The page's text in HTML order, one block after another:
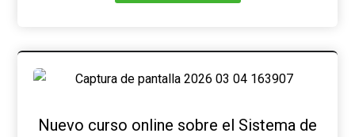
Nuevo curso online sobre el Sistema de